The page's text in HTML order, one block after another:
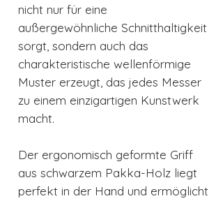
nicht nur für eine
außergewöhnliche Schnitthaltigkeit
sorgt, sondern auch das
charakteristische wellenförmige
Muster erzeugt, das jedes Messer
zu einem einzigartigen Kunstwerk
macht.
Der ergonomisch geformte Griff
aus schwarzem Pakka-Holz liegt
perfekt in der Hand und ermöglicht